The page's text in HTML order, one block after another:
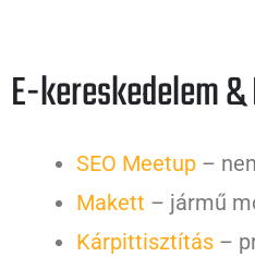
E-kereskedelem
SEO Meetup –
Makett – jármű
Kárpittisztítás –